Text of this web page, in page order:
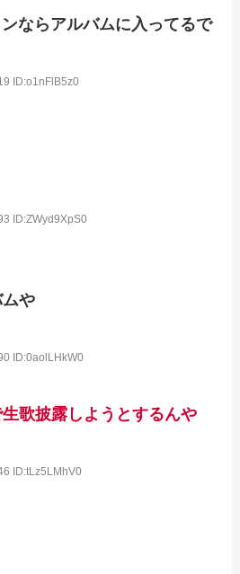
ならアルバムに入ってるで
ID:o1nFlB5z0
ID:ZWyd9XpS0
や
ID:0aolLHkW0
歌披露しようとするんや
ID:tLz5LMhV0